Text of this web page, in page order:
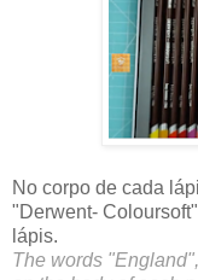
No corpo de cada
"Derwent-
lápis.
The words